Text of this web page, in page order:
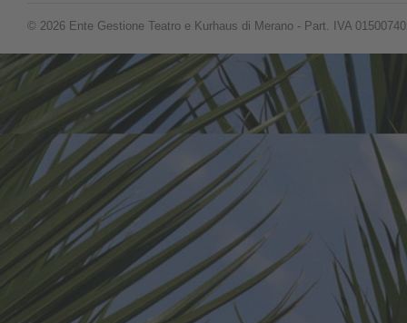
© 2026 Ente Gestione Teatro e Kurhaus di Merano - Part. IVA